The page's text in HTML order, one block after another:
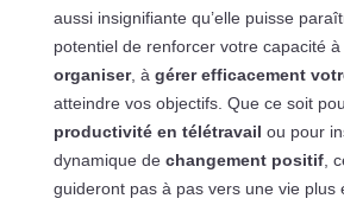
aussi insignifiante qu’elle puisse
potentiel de renforcer votre capacité à
organiser, à gérer efficacement
atteindre vos objectifs. Que ce soit
productivité en télétravail ou pour
dynamique de changement positif,
guideront pas à pas vers une vie plus